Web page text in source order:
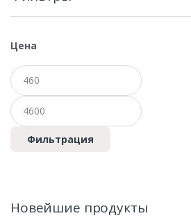
Цена
Минимальная
цена
Максимальная
цена
Фильтрация
Новейшие продукты